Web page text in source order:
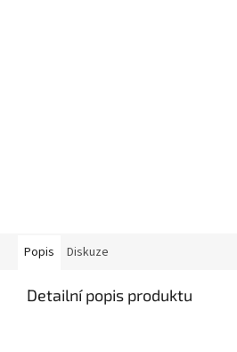
Popis Diskuze
Detailní popis produktu